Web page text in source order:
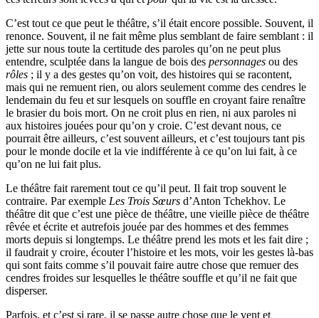
C’est tout ce que peut le théâtre, s’il était encore possible. Souvent, il
renonce. Souvent, il ne fait même plus semblant de faire semblant : il
jette sur nous toute la certitude des paroles qu’on ne peut plus
entendre, sculptée dans la langue de bois des personnages ou des
rôles ; il y a des gestes qu’on voit, des histoires qui se racontent,
mais qui ne remuent rien, ou alors seulement comme des cendres le
lendemain du feu et sur lesquels on souffle en croyant faire renaître
le brasier du bois mort. On ne croit plus en rien, ni aux paroles ni
aux histoires jouées pour qu’on y croie. C’est devant nous, ce
pourrait être ailleurs, c’est souvent ailleurs, et c’est toujours tant pis
pour le monde docile et la vie indifférente à ce qu’on lui fait, à ce
qu’on ne lui fait plus.
Le théâtre fait rarement tout ce qu’il peut. Il fait trop souvent le
contraire. Par exemple Les Trois Sœurs d’Anton Tchekhov. Le
théâtre dit que c’est une pièce de théâtre, une vieille pièce de théâtre
rêvée et écrite et autrefois jouée par des hommes et des femmes
morts depuis si longtemps. Le théâtre prend les mots et les fait dire ;
il faudrait y croire, écouter l’histoire et les mots, voir les gestes là-bas
qui sont faits comme s’il pouvait faire autre chose que remuer des
cendres froides sur lesquelles le théâtre souffle et qu’il ne fait que
disperser.
Parfois, et c’est si rare, il se passe autre chose que le vent et